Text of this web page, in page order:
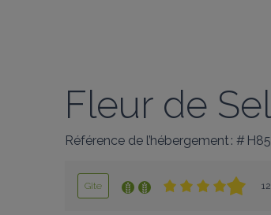
Fleur de
Référence de l’hébergement : #
Gîte